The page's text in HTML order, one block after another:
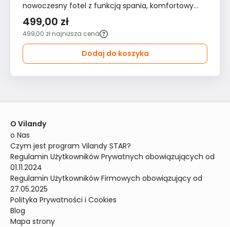
nowoczesny fotel z funkcją spania, komfortowy
fotel do salonu i pokoju dla seniora
499,00 zł
499,00 zł najniższa cena
Dodaj do koszyka
O Vilandy
o Nas
Czym jest program Vilandy STAR?
Regulamin Użytkowników Prywatnych obowiązujących od
01.11.2024
Regulamin Użytkowników Firmowych obowiązujący od
27.05.2025
Polityka Prywatności i Cookies
Blog
Mapa strony